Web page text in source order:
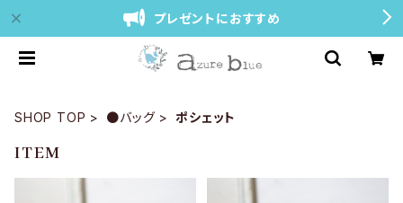
プレゼントにおすすめ
SHOP TOP ●バッグ ポシェット
ITEM